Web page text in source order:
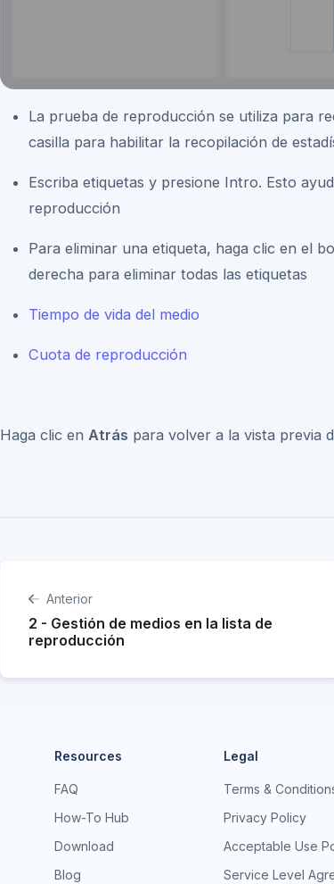
La prueba de reproducción se utiliza para
casilla para habilitar la recopilación de
Escriba etiquetas y presione Intro. Esto
reproducción
Para eliminar una etiqueta, haga clic en el
derecha para eliminar todas las etiquetas
Tiempo de vida del medio
Cuota de reproducción
Haga clic en Atrás para volver a la vista previa
Anterior
2 - Gestión de medios en la lista de
reproducción
Resources
FAQ
How-To Hub
Download
Blog
Legal
Terms &
Privacy Policy
Acceptable Use
Service Level